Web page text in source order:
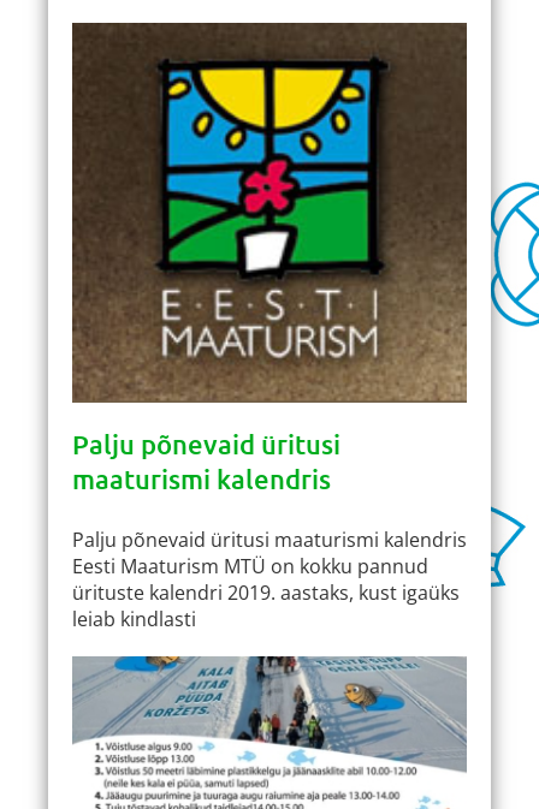
Palju põnevaid üritusi
maaturismi kalendris
Palju põnevaid üritusi maaturismi kalendris
Eesti Maaturism MTÜ on kokku pannud
ürituste kalendri 2019. aastaks, kust igaüks
leiab kindlasti